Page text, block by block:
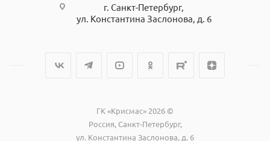
г. Санкт-Петербург,
ул. Константина Заслонова, д. 6
ГК «Крисмас» 2026 ©
Россия, Санкт-Петербург,
ул. Константина Заслонова, д. 6